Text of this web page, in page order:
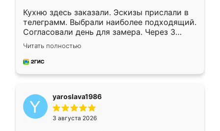
Кухню здесь заказали. Эскизы прислали в
телеграмм. Выбрали наиболее подходящий.
Согласовали день для замера. Через 3
недели кухня была уже готова. Остались
довольны работой. Спасибо Ренессанс
мебель за качественную работу!
Читать полностью
yaroslava1986
3 августа 2026